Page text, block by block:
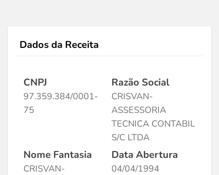
Dados da Receita
CNPJ
97.359.384/0001-
75
Razão Social
CRISVAN-
ASSESSORIA
TECNICA CONTABIL
S/C LTDA
Nome Fantasia
CRISVAN-
Data Abertura
04/04/1994